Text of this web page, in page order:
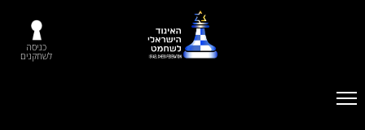
כניסה
לשחקנים